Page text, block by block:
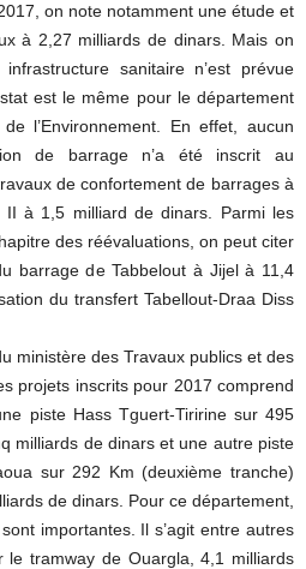
on note notamment une étude et
à 2,27 milliards de dinars. Mais on
sanitaire n’est prévue
est le même pour le département
l’Environnement. En effet, aucun
de barrage n’a été inscrit au
de confortement de barrages à
II à 1,5 milliard de dinars. Parmi les
des réévaluations, on peut citer
barrage de Tabbelout à Jijel à 11,4
du transfert Tabellout-Draa Diss
ministère des Travaux publics et des
projets inscrits pour 2017 comprend
piste Hass Tguert-Tiririne sur 495
milliards de dinars et une autre piste
sur 292 Km (deuxième tranche)
de dinars. Pour ce département,
importantes. Il s’agit entre autres
le tramway de Ouargla, 4,1 milliards